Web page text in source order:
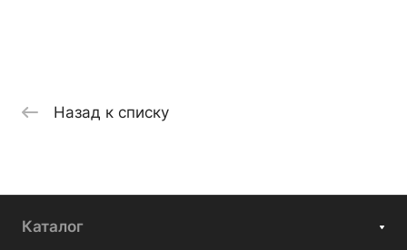
Назад к списку
Каталог